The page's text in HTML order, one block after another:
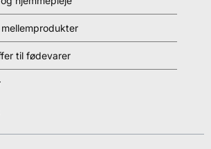
til fødevarer